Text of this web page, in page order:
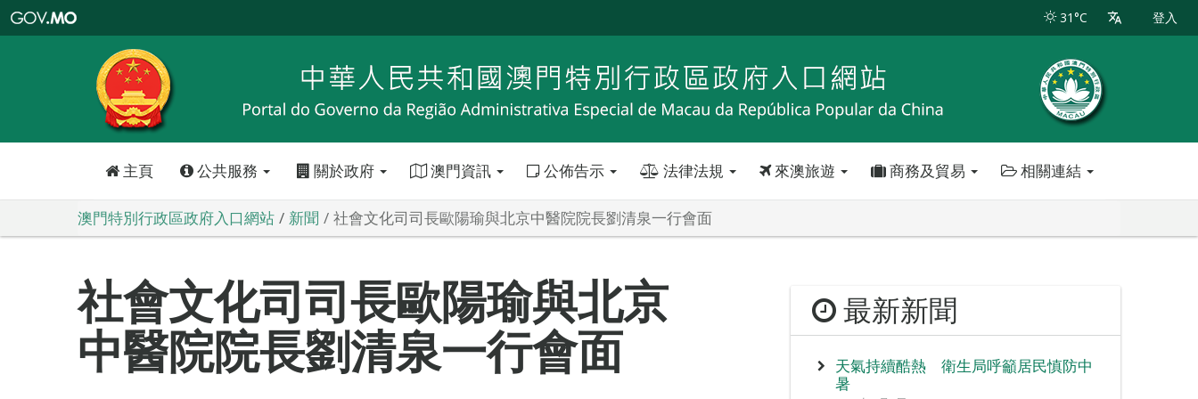
特
政
區
政
口
31°C 登入
主頁 公共服務 關於政府 澳門資訊 公佈告示 法律法規 來澳旅遊 商務及貿易 相關連結
澳門特別行政區政府入口網站 新聞 社會文化司司長歐陽瑜與北京中醫院院長劉清泉一行會面
社會文化司司長歐陽瑜與北京
中醫院院長劉清泉一行會面
最新新聞
天氣持續酷熱 衛生局呼籲居民慎防中
暑